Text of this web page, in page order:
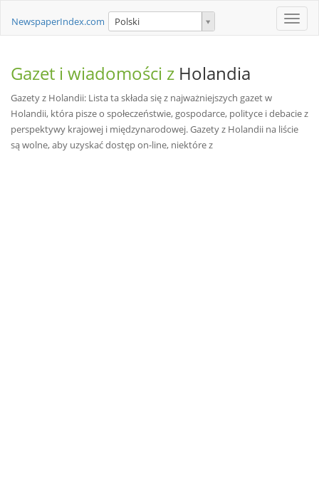
Toggle
NewspaperIndex.com Polski
Gazet i wiadomości z Holandia
Gazety z Holandii: Lista ta składa się z najważniejszych gazet w
Holandii, która pisze o społeczeństwie, gospodarce, polityce i debacie z
perspektywy krajowej i międzynarodowej. Gazety z Holandii na liście
są wolne, aby uzyskać dostęp on-line, niektóre z